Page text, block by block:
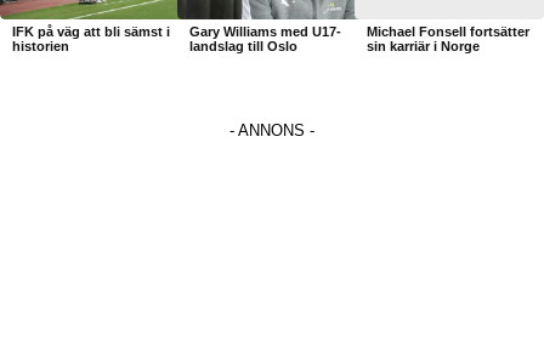
IFK på väg att bli sämst i
historien
Gary Williams med U17-
landslag till Oslo
Michael Fonsell fortsätter
sin karriär i Norge